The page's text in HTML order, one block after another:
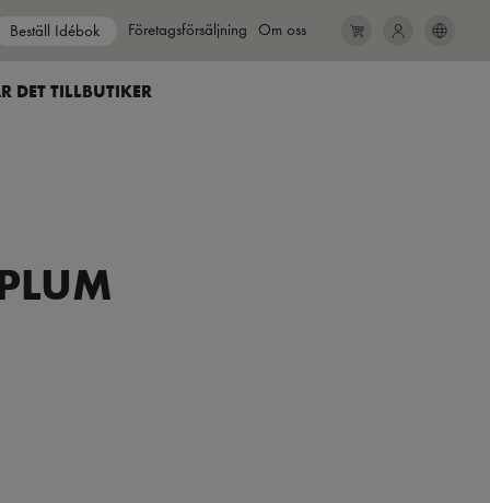
Beställ Idébok Show submenu for
Företagsförsäljning Show submenu for
Om oss
DET TILLBUTIKER